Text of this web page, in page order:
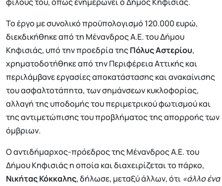
Το έργο με συνολικό προϋπολογισμό 120.000 ευρώ,
διεκδικήθηκε από τη Μένανδρος Α.Ε. του Δήμου
Κηφισιάς, υπό την προεδρία τηςΠόλυς Αστερίου,
χρηματοδοτήθηκε από την Περιφέρεια Αττικής και
περιλάμβανε εργασίες αποκατάστασης και ανακαίνισης
του ασφαλτοτάπητα, των σημάνσεων κυκλοφορίας,
αλλαγή της υποδομής του περιμετρικού φωτισμού και
της αντιμετώπισης του προβλήματος της απορροής των
όμβριων.
Ο αντιδήμαρχος-πρόεδρος της Μένανδρος Α.Ε. του
Δήμου Κηφισιάς η οποία και διαχειρίζεται το πάρκο,
Νικήτας Κόκκαλης, δήλωσε, μεταξύ άλλων, ότι «άλλο ένα